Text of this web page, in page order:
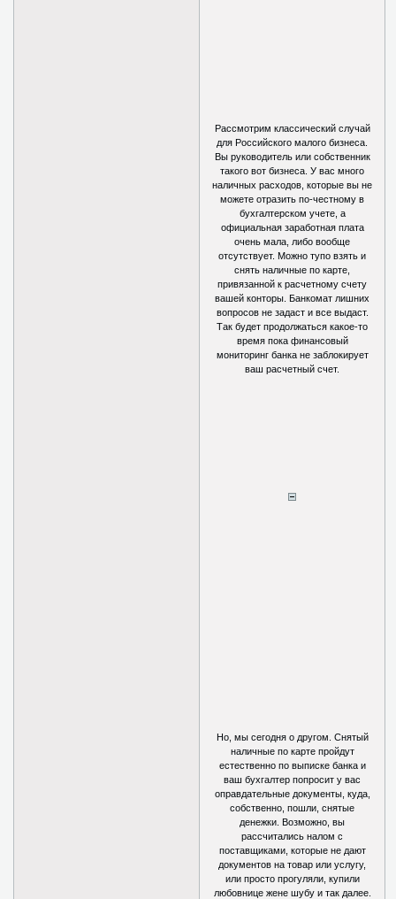
Рассмотрим классический случай
для Российского малого бизнеса.
Вы руководитель или собственник
такого вот бизнеса. У вас много
наличных расходов, которые вы не
можете отразить по-честному в
бухгалтерском учете, а
официальная заработная плата
очень мала, либо вообще
отсутствует. Можно тупо взять и
снять наличные по карте,
привязанной к расчетному счету
вашей конторы. Банкомат лишних
вопросов не задаст и все выдаст.
Так будет продолжаться какое-то
время пока финансовый
мониторинг банка не заблокирует
ваш расчетный счет.
Но, мы сегодня о другом. Снятый
наличные по карте пройдут
естественно по выписке банка и
ваш бухгалтер попросит у вас
оправдательные документы, куда,
собственно, пошли, снятые
денежки. Возможно, вы
рассчитались налом с
поставщиками, которые не дают
документов на товар или услугу,
или просто прогуляли, купили
любовнице жене шубу и так далее.